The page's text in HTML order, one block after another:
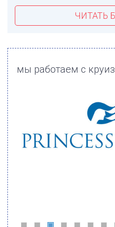
ЧИТАТЬ
мы работаем с